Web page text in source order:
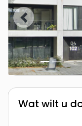
Vorige
Wat wilt u